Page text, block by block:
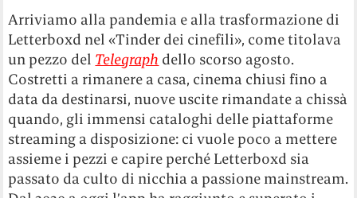
Arriviamo alla pandemia e alla trasformazione di
Letterboxd nel «Tinder dei cinefili», come titolava
un pezzo del Telegraph dello scorso agosto.
Costretti a rimanere a casa, cinema chiusi fino a
data da destinarsi, nuove uscite rimandate a chissà
quando, gli immensi cataloghi delle piattaforme
streaming a disposizione: ci vuole poco a mettere
assieme i pezzi e capire perché Letterboxd sia
passato da culto di nicchia a passione mainstream.